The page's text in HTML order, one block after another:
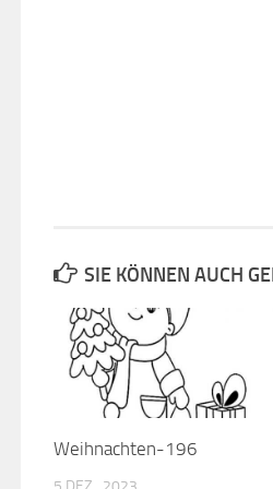
SIE KÖNNEN AUCH
Weihnachten-196